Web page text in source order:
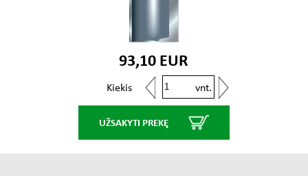
93,10 EUR
Kiekis vnt.
UŽSAKYTI PREKĘ